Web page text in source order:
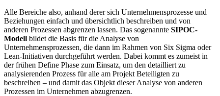
Alle Bereiche also, anhand derer sich Unternehmensprozesse und
Beziehungen einfach und übersichtlich beschreiben und von
anderen Prozessen abgrenzen lassen. Das sogenannte SIPOC-
Modell bildet die Basis für die Analyse von
Unternehmensprozessen, die dann im Rahmen von Six Sigma oder
Lean-Initiativen durchgeführt werden. Dabei kommt es zumeist in
der frühen Define Phase zum Einsatz, um den detailliert zu
analysierenden Prozess für alle am Projekt Beteiligten zu
beschreiben – und damit das Objekt dieser Analyse von anderen
Prozessen im Unternehmen abzugrenzen.